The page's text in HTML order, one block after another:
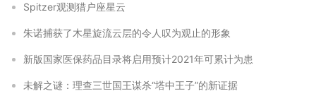
Spitzer观测猎户座星云
朱诺捕获了木星旋流云层的令人叹为观止的形象
新版国家医保药品目录将启用预计2021年可累计为患
未解之谜：理查三世国王谋杀“塔中王子”的新证据